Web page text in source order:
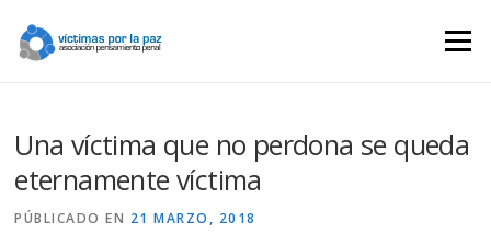
contenido
Menú
Una víctima que no perdona se queda
eternamente víctima
PÚBLICADO EN 21 MARZO, 2018